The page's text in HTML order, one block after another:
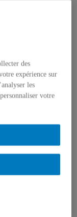
des
expérience sur
les
votre